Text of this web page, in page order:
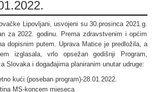
Lipovljani, usvojeni su 30.prosinca 2021.g.
za 2022. godinu. Prema zdravstvenim i općim
dopisnim putem. Uprava Matice je predložila, a
izglasala, vrlo opsežan godišnji Program,
Slovaka i događajima planiranim unutar udruge:
kući (poseban program)-28.01.2022.
MS-koncem mjeseca